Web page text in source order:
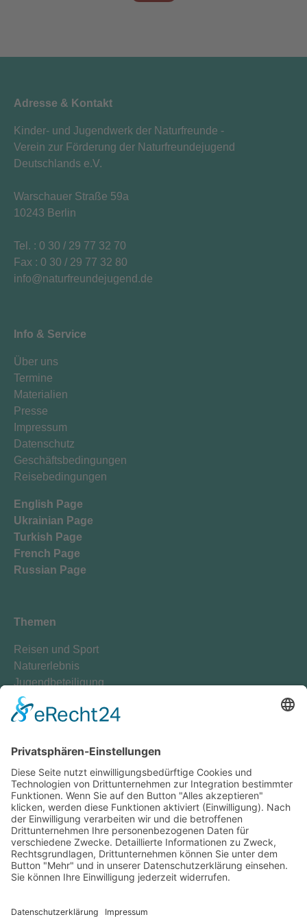
Adresse & Kontakt
Kinder- und Jugendwerk der Naturfreunde -
Verein zur Förderung der Naturfreundejugend
Deutschlands e.V.
Warschauer Straße 59a
10243 Berlin
Tel. : 0 30 / 29 77 32 70
Fax : 0 30 / 29 77 32 80
info naturfreund ejugend .d e
Info & Service
Über uns
Termine
Materialien
Presse
Impressum
Datenschutz
Geschäftsbedingungen
Reisebedingungen
English Page
Ukrainian Page
Turkish Page
French Page
Russian Page
Themen
Reisen und Sport
Naturerlebnis
Jugendbeteiligung
Transformation
Klimaschutz
Diversität
Mitmachen
Mitglied werden
Hochschulgruppen
Teamen
Spenden